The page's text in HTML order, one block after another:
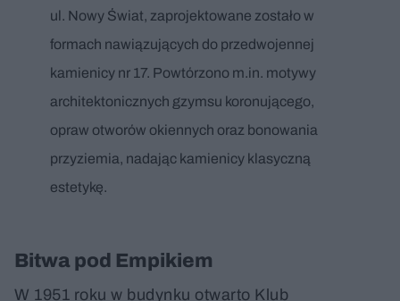
ul. Nowy Świat, zaprojektowane zostało w
formach nawiązujących do przedwojennej
kamienicy nr 17. Powtórzono m.in. motywy
architektonicznych gzymsu koronującego,
opraw otworów okiennych oraz bonowania
przyziemia, nadając kamienicy klasyczną
estetykę.
Bitwa pod Empikiem
W 1951 roku w budynku otwarto Klub